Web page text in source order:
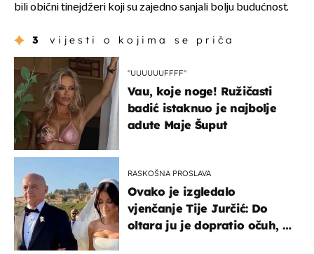
bili obični tinejdžeri koji su zajedno sanjali bolju budućnost.
3 vijesti o kojima se priča
"UUUUUUFFFF"
Vau, koje noge! Ružičasti
badić istaknuo je najbolje
adute Maje Šuput
RASKOŠNA PROSLAVA
Ovako je izgledalo
vjenčanje Tije Jurčić: Do
oltara ju je dopratio očuh, a